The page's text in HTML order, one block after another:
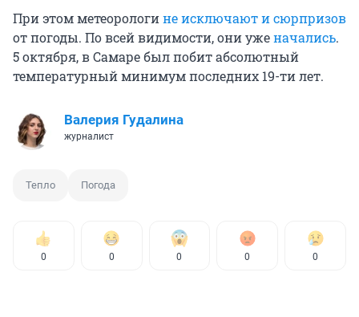
При этом метеорологине исключают и сюрпризов
от погоды. По всей видимости, они уженачались.
5 октября, в Самаре был побит абсолютный
температурный минимум последних 19-ти лет.
Валерия Гудалина
журналист
Тепло Погода
0 0 0 0 0